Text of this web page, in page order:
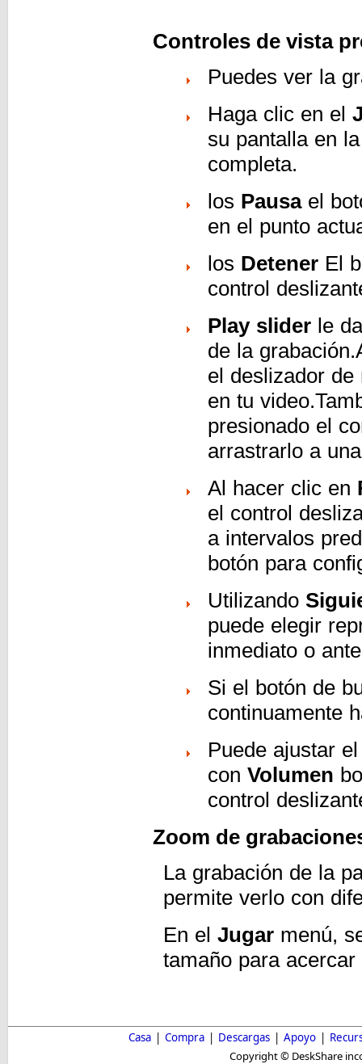
Controles de vista
Puedes ver la
Haga clic en el
su pantalla en
completa.
los Pausael
en el punto
los Detener El
control
Play slider le
de la
el deslizador de
en tu
presionado el
arrastrarlo a
Al hacer clic en
el control
a intervalos
botón para
Utilizando
puede elegir
inmediato o
Si el botón de
continuamente
Puede ajustar
con Volumen
control
Zoom de
La grabación de la
permite verlo con
En el Jugar menú,
tamaño para
Casa | Compra | Descargas | Apoyo |
Copyright © DeskShare